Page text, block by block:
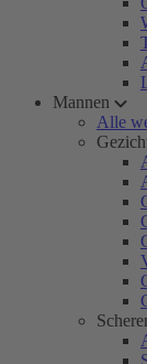
Mannen
Alle